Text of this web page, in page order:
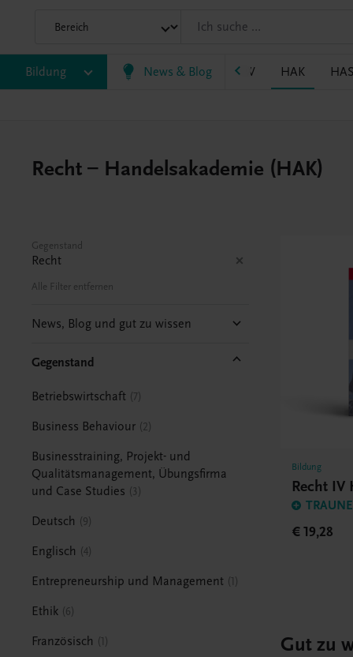
Bildung News & Blog
BASOP BRP BS EWF/ZWF FW HAK HAS
Recht – Handelsakademie (HAK)
Gegenstand
Recht
Alle Filter entfernen
News, Blog und gut zu wissen
Gegenstand
Betriebswirtschaft 7
Business Behaviour 2
Businesstraining, Projekt- und
Qualitätsmanagement, Übungsfirma
und Case Studies
3
Deutsch 9
Englisch 4
Entrepreneurship und Management 1
Ethik 6
Französisch 1
Bildung
Recht IV
€ 19,28
Gut zu